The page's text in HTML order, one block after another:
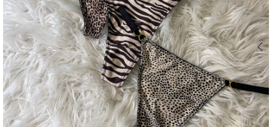
הָאֲתָר.
לִפְתִיחַת
תַּפְרִיט
הֵנְּגִישׁוּת
לְחַץ
ALT+0